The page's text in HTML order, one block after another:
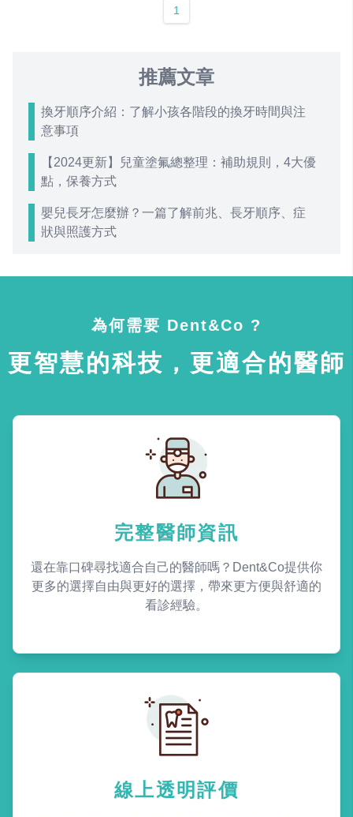
1
推薦文章
換牙順序介紹：了解小孩各階段的換牙時間與注
意事項
【2024更新】兒童塗氟總整理：補助規則，4大優
點，保養方式
嬰兒長牙怎麼辦？一篇了解前兆、長牙順序、症
狀與照護方式
為何需要 Dent&Co ?
更智慧的科技，更適合的醫師
完整醫師資訊
還在靠口碑尋找適合自己的醫師嗎？Dent&Co提供你
更多的選擇自由與更好的選擇，帶來更方便與舒適的
看診經驗。
線上透明評價